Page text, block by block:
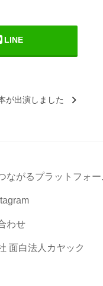
LINE
が出演しました
ながるプラットフォー
わせ
面白法人カヤック